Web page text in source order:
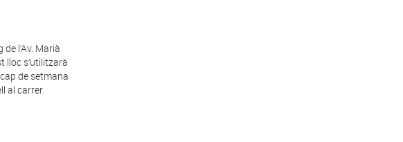
l’Av. Marià
lloc s’utilitzarà
de setmana
al carrer.